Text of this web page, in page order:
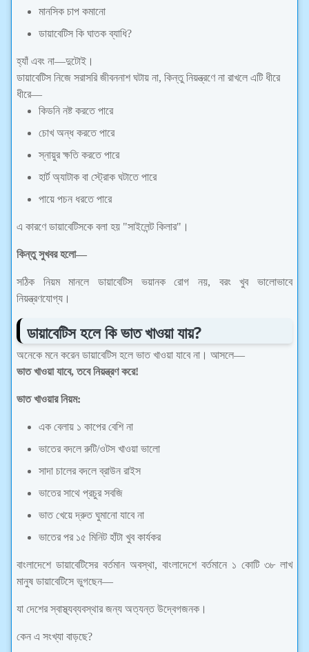
মানসিক চাপ কমানো
ডায়াবেটিস কি ঘাতক ব্যাধি?
হ্যাঁ এবং না—দুটোই।
ডায়াবেটিস নিজে সরাসরি জীবননাশ ঘটায় না, কিন্তু নিয়ন্ত্রণে না রাখলে এটি ধীরে
ধীরে—
কিডনি নষ্ট করতে পারে
চোখ অন্ধ করতে পারে
স্নায়ুর ক্ষতি করতে পারে
হার্ট অ্যাটাক বা স্ট্রোক ঘটাতে পারে
পায়ে পচন ধরতে পারে
এ কারণে ডায়াবেটিসকে বলা হয় "সাইলেন্ট কিলার"।
কিন্তু সুখবর হলো—
সঠিক নিয়ম মানলে ডায়াবেটিস ভয়ানক রোগ নয়, বরং খুব ভালোভাবে
নিয়ন্ত্রণযোগ্য।
ডায়াবেটিস হলে কি ভাত খাওয়া যায়?
অনেকে মনে করেন ডায়াবেটিস হলে ভাত খাওয়া যাবে না। আসলে—
ভাত খাওয়া যাবে, তবে নিয়ন্ত্রণ করে!
ভাত খাওয়ার নিয়ম:
এক বেলায় ১ কাপের বেশি না
ভাতের বদলে রুটি/ওটস খাওয়া ভালো
সাদা চালের বদলে ব্রাউন রাইস
ভাতের সাথে প্রচুর সবজি
ভাত খেয়ে দ্রুত ঘুমানো যাবে না
ভাতের পর ১৫ মিনিট হাঁটা খুব কার্যকর
বাংলাদেশে ডায়াবেটিসের বর্তমান অবস্থা, বাংলাদেশে বর্তমানে ১ কোটি ৩৮ লাখ
মানুষ ডায়াবেটিসে ভুগছেন—
যা দেশের স্বাস্থ্যব্যবস্থার জন্য অত্যন্ত উদ্বেগজনক।
কেন এ সংখ্যা বাড়ছে?